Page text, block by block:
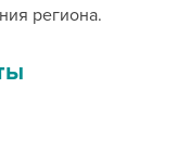
региона.